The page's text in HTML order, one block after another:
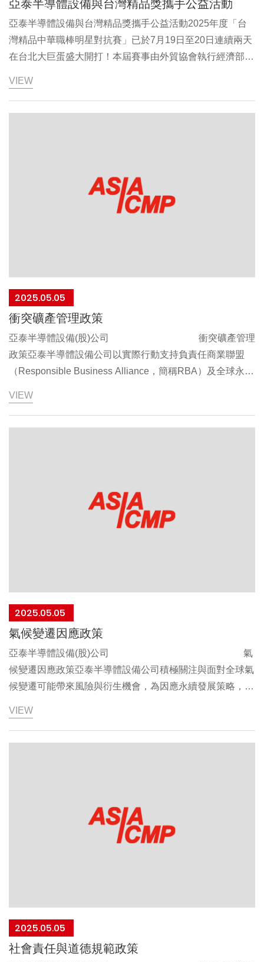
亞泰半導體設備與台灣精品獎攜手公益活動
亞泰半導體設備與台灣精品獎攜手公益活動2025年度「台
灣精品中華職棒明星對抗賽」已於7月19日至20日連續兩天
在台北大巨蛋盛大開打！本屆賽事由外貿協會執行經濟部
場集結多家榮獲「台灣精品獎」的優質品牌，共同為台灣職
精品獎攜手推動這場結合運動、公益與品牌精神的盛會，深
具意義。期盼藉由明星賽的熱力，讓更多人感受台灣精品的
VIEW
2025.05.05
衝突礦產管理政策
亞泰半導體設備(股)公司 衝突礦產管理
政策亞泰半導體設備公司以實際行動支持負責任商業聯盟
（Responsible Business Alliance，簡稱RBA）及全球永續
GeSI) 所共同發起之責任礦產倡議組織（Responsible
達給供應商、並要求其承諾與遵守。本政策自簽署日起生
效 總經理：劉
VIEW
2025.05.05
氣候變遷因應政策
亞泰半導體設備(股)公司 氣
候變遷因應政策亞泰半導體設備公司積極關注與面對全球氣
候變遷可能帶來風險與衍生機會，為因應永續發展策略，以
公司國家相關環境公約、法規、協議、指引等，引導商業夥
總經理：劉美鳳
VIEW
2025.05.05
社會責任與道德規範政策